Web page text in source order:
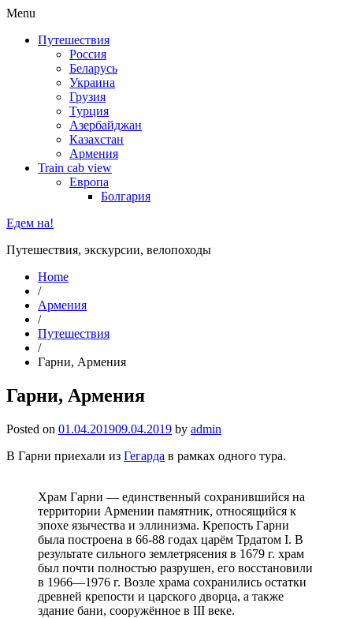
Menu
Путешествия
Россия
Беларусь
Украина
Грузия
Турция
Азербайджан
Казахстан
Армения
Train cab view
Европа
Болгария
Едем на!
Путешествия, экскурсии, велопоходы
Home
/
Армения
/
Путешествия
/
Гарни, Армения
Гарни, Армения
Posted on 01.04.201909.04.2019 by admin
В Гарни приехали из Гегарда в рамках одного тура.
Храм Гарни — единственный сохранившийся на
территории Армении памятник, относящийся к
эпохе язычества и эллинизма. Крепость Гарни
была построена в 66-88 годах царём Трдатом I. В
результате сильного землетрясения в 1679 г. храм
был почти полностью разрушен, его восстановили
в 1966—1976 г. Возле храма сохранились остатки
древней крепости и царского дворца, а также
здание бани, сооружённое в III веке.